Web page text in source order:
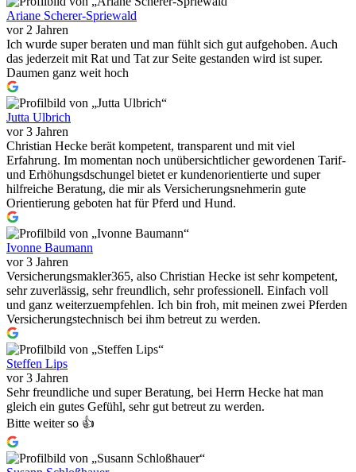
Ariane Scherer-Spriewald
vor 2 Jahren
Ich wurde super beraten und man fühlt sich gut aufgehoben. Auch
das jederzeit mit Rat und Tat zur Seite gestanden wird ist super.
Daumen ganz weit hoch
Jutta Ulbrich
vor 3 Jahren
Christian Hecke berät kompetent, transparent und mit viel
Erfahrung. Im momentan noch unübersichtlicher gewordenen Tarif-
und Erhöhungsdschungel bietet er kundenorientierte und super
hilfreiche Beratung, die mir als Versicherungsnehmerin gute
Orientierung geboten hat für Pferd und Hund.
Ivonne Baumann
vor 3 Jahren
Versicherungsmakler365, also Christian Hecke ist sehr kompetent,
sehr zuverlässig, sehr freundlich, sehr professionell. Einfach voll
und ganz weiterzuempfehlen. Ich bin froh, mit meinen zwei Pferden
Versicherungstechnisch bei ihm betreut zu werden.
Steffen Lips
vor 3 Jahren
Sehr freundliche und super Beratung, bei Herrn Hecke hat man
gleich ein gutes Gefühl, sehr gut betreut zu werden.
Bitte weiter so 👍